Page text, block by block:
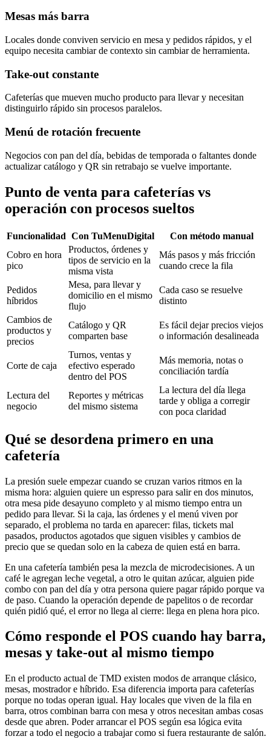
Mesas más barra
Locales donde conviven servicio en mesa y pedidos rápidos, y el
equipo necesita cambiar de contexto sin cambiar de herramienta.
Take-out constante
Cafeterías que mueven mucho producto para llevar y necesitan
distinguirlo rápido sin procesos paralelos.
Menú de rotación frecuente
Negocios con pan del día, bebidas de temporada o faltantes donde
actualizar catálogo y QR sin retrabajo se vuelve importante.
Punto de venta para cafeterías vs
operación con procesos sueltos
Funcionalidad Con TuMenuDigital
Con método manual
Cobro en hora
pico
Productos, órdenes y
tipos de servicio en la
misma vista
Más pasos y más fricción
cuando crece la fila
Pedidos
híbridos
Mesa, para llevar y
domicilio en el mismo
flujo
Cada caso se resuelve
distinto
Cambios de
productos y
precios
Catálogo y QR
comparten base
Es fácil dejar precios viejos
o información desalineada
Corte de caja
Turnos, ventas y
efectivo esperado
dentro del POS
Más memoria, notas o
conciliación tardía
Lectura del
negocio
Reportes y métricas
del mismo sistema
La lectura del día llega
tarde y obliga a corregir
con poca claridad
Qué se desordena primero en una
cafetería
La presión suele empezar cuando se cruzan varios ritmos en la
misma hora: alguien quiere un espresso para salir en dos minutos,
otra mesa pide desayuno completo y al mismo tiempo entra un
pedido para llevar. Si la caja, las órdenes y el menú viven por
separado, el problema no tarda en aparecer: filas, tickets mal
pasados, productos agotados que siguen visibles y cambios de
precio que se quedan solo en la cabeza de quien está en barra.
En una cafetería también pesa la mezcla de microdecisiones. A un
café le agregan leche vegetal, a otro le quitan azúcar, alguien pide
combo con pan del día y otra persona quiere pagar rápido porque va
de paso. Cuando la operación depende de papelitos o de recordar
quién pidió qué, el error no llega al cierre: llega en plena hora pico.
Cómo responde el POS cuando hay barra,
mesas y take-out al mismo tiempo
En el producto actual de TMD existen modos de arranque clásico,
mesas, mostrador e híbrido. Esa diferencia importa para cafeterías
porque no todas operan igual. Hay locales que viven de la fila en
barra, otros combinan barra con mesa y otros necesitan ambas cosas
desde que abren. Poder arrancar el POS según esa lógica evita
forzar a todo el negocio a trabajar como si fuera restaurante de salón.